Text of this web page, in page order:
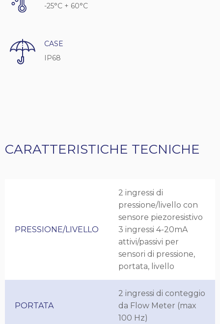
-25°C + 60°C
CASE
IP68
CARATTERISTICHE TECNICHE
PRESSIONE/LIVELLO
2 ingressi di
pressione/livello con
sensore piezoresistivo
3 ingressi 4-20mA
attivi/passivi per
sensori di pressione,
portata, livello
PORTATA
2 ingressi di conteggio
da Flow Meter (max
100 Hz)